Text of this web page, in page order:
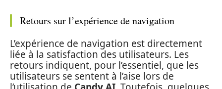
Retours sur l’expérience de navigation
L’expérience de navigation est directement
liée à la satisfaction des utilisateurs. Les
retours indiquent, pour l’essentiel, que les
utilisateurs se sentent à l’aise lors de